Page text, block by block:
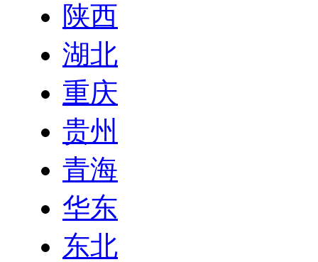
陕西
湖北
重庆
贵州
青海
华东
东北